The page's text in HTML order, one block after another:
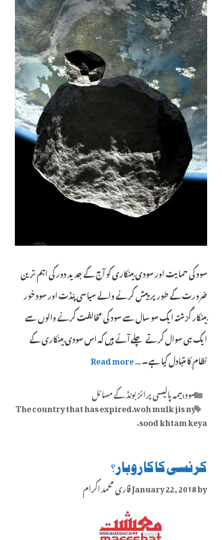
سود کی حمایت اور سودی بینکاری کو آج کے جدید دور کی اہم ترین
ضرورت کے طور پر پیش کرنے والے سیاسی پنڈت اور سود خور
بینکار گزشتہ ایک سو سال سے سود کی مخالفت کرنے والوں سے
ایک ہی سوال کرتے چلے آئے ہیں کہ اس سودی بینکاری کے
نظام کا متبادل کیا ہے۔ …Read more
Categories
سود،بیمہ پالیسی پرائز بونڈ کے مسائل
Tags
The country that has expired.woh mulk jis ny
sood khtam keya.
کرنسی کا کاروبار؟
January 22, 2018by قاری محمد اکرام